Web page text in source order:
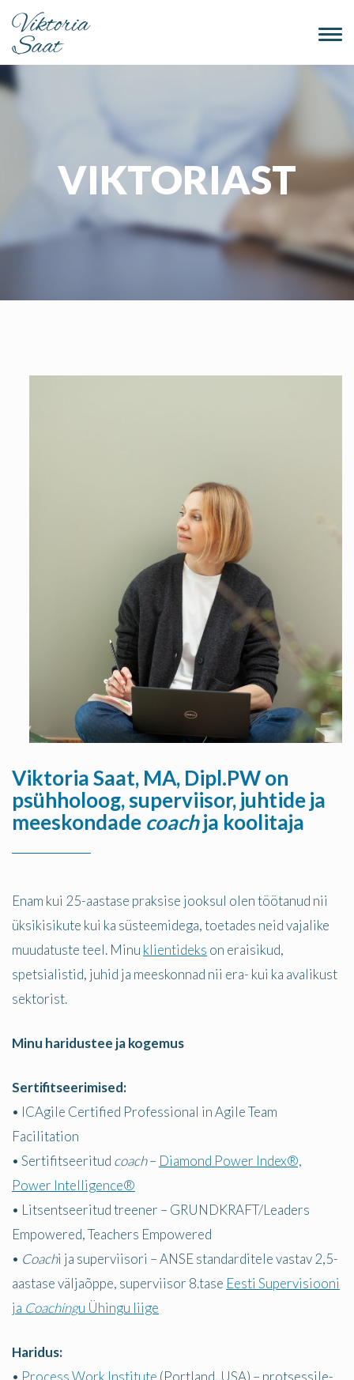
VIKTORIAST
Viktoria Saat, MA, Dipl.PW on
psühholoog, superviisor, juhtide ja
meeskondade coachja koolitaja
Enam kui 25-aastase praksise jooksul olen töötanud nii
üksikisikute kui ka süsteemidega, toetades neid vajalike
muudatuste teel. Minu klientideks on eraisikud,
spetsialistid, juhid ja meeskonnad nii era- kui ka avalikust
sektorist.
Minu haridustee ja kogemus
Sertifitseerimised:
• ICAgile Certified Professional in Agile Team
Facilitation
• Sertifitseeritud coach– Diamond Power Index®,
Power Intelligence®
• Litsentseeritud treener – GRUNDKRAFT/Leaders
Empowered, Teachers Empowered
• Coachi ja superviisori – ANSE standarditele vastav 2,5-
aastase väljaõppe, superviisor 8.tase Eesti Supervisiooni
ja Coachingu Ühingu liige
Haridus:
• Process Work Institute (Portland, USA) – protsessile-